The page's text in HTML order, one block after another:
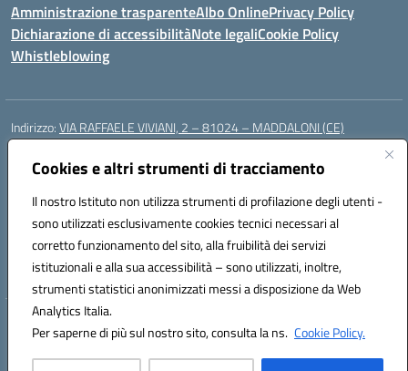
Cookies e altri strumenti di tracciamento
Il nostro Istituto non utilizza strumenti di profilazione degli utenti -
sono utilizzati esclusivamente cookies tecnici necessari al
corretto funzionamento del sito, alla fruibilità dei servizi
istituzionali e alla sua accessibilità – sono utilizzati, inoltre,
strumenti statistici anonimizzati messi a disposizione da Web
Analytics Italia.
Per saperne di più sul nostro sito, consulta la ns. Cookie Policy.
Amministrazione trasparenteAlbo OnlinePrivacy Policy
Dichiarazione di accessibilitàNote legaliCookie Policy
Whistleblowing
Indirizzo:VIA RAFFAELE VIVIANI, 2 – 81024 – MADDALONI (CE)
Centralino:
Posta elettronica certificata (PEC):ceic8av00r@pec.istruzione.it
Codice fiscale: 93086020612
Codice meccanografico:CEIC8AV00R
Codice Indice delle Pubbliche Amministrazioni (IPA): icamm
Codice unico di fatturazione (CUF): UF8WE6
Hosting & Powered by 3D Solution S.r.l.
Concept & Design by Designers Italia